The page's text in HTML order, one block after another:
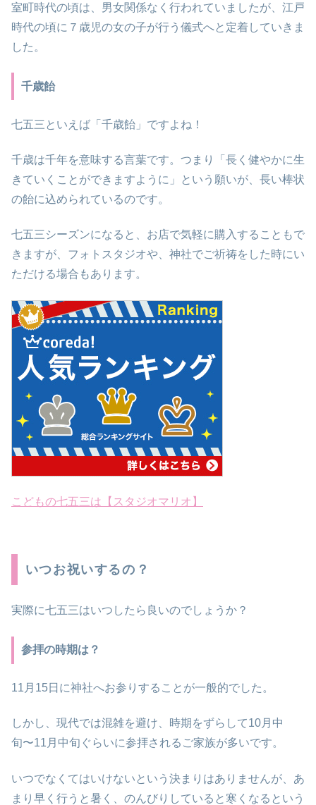
室町時代の頃は、男女関係なく行われていましたが、江戸
時代の頃に７歳児の女の子が行う儀式へと定着していきま
した。
千歳飴
七五三といえば「千歳飴」ですよね！
千歳は千年を意味する言葉です。つまり「長く健やかに生
きていくことができますように」という願いが、長い棒状
の飴に込められているのです。
七五三シーズンになると、お店で気軽に購入することもで
きますが、フォトスタジオや、神社でご祈祷をした時にい
ただける場合もあります。
こどもの七五三は【スタジオマリオ】
いつお祝いするの？
実際に七五三はいつしたら良いのでしょうか？
参拝の時期は？
11月15日に神社へお参りすることが一般的でした。
しかし、現代では混雑を避け、時期をずらして10月中
旬〜11月中旬ぐらいに参拝されるご家族が多いです。
いつでなくてはいけないという決まりはありませんが、あ
まり早く行うと暑く、のんびりしていると寒くなるという